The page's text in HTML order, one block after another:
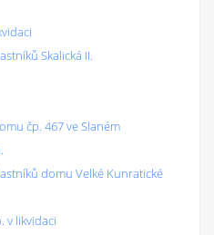
Skalická II.
čp. 467 ve Slaném
domu Velké Kunratické
v likvidaci